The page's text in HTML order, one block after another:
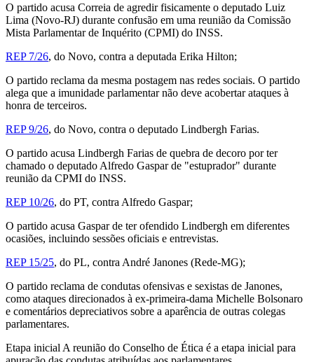
O partido acusa Correia de agredir fisicamente o deputado Luiz
Lima (Novo-RJ) durante confusão em uma reunião da Comissão
Mista Parlamentar de Inquérito (CPMI) do INSS.
REP 7/26, do Novo, contra a deputada Erika Hilton;
O partido reclama da mesma postagem nas redes sociais. O partido
alega que a imunidade parlamentar não deve acobertar ataques à
honra de terceiros.
REP 9/26, do Novo, contra o deputado Lindbergh Farias.
O partido acusa Lindbergh Farias de quebra de decoro por ter
chamado o deputado Alfredo Gaspar de "estuprador" durante
reunião da CPMI do INSS.
REP 10/26, do PT, contra Alfredo Gaspar;
O partido acusa Gaspar de ter ofendido Lindbergh em diferentes
ocasiões, incluindo sessões oficiais e entrevistas.
REP 15/25, do PL, contra André Janones (Rede-MG);
O partido reclama de condutas ofensivas e sexistas de Janones,
como ataques direcionados à ex-primeira-dama Michelle Bolsonaro
e comentários depreciativos sobre a aparência de outras colegas
parlamentares.
Etapa inicial A reunião do Conselho de Ética é a etapa inicial para